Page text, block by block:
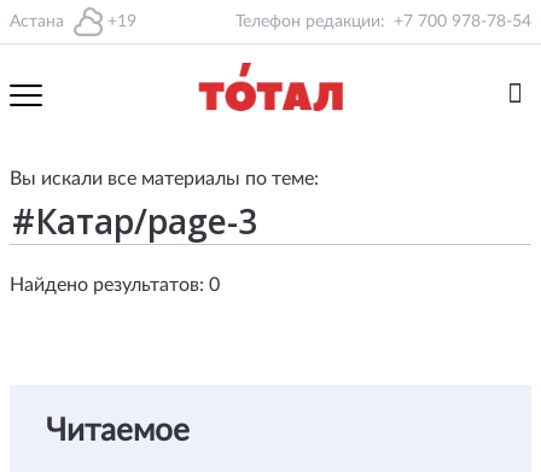
Астана +19 Телефон редакции: +7 700 978-78-54
Вы искали все материалы по теме:
Найдено результатов: 0
Читаемое